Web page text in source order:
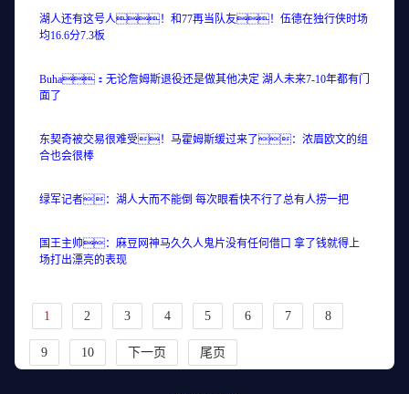
湖人还有这号人！和77再当队友！伍德在独行侠时场
均16.6分7.3板
Buha：无论詹姆斯退役还是做其他决定 湖人未来7-10年都有门
面了
东契奇被交易很难受！马霍姆斯缓过来了：浓眉欧文的组
合也会很棒
绿军记者：湖人大而不能倒 每次眼看快不行了总有人捞一把
国王主帅：麻豆网神马久久人鬼片没有任何借口 拿了钱就得上
场打出漂亮的表现
1 2 3 4 5 6 7 8
9 10 下一页 尾页